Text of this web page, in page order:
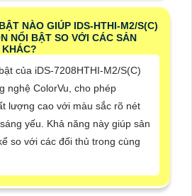
NÀO GIÚP IDS-HTHI-M2/S(C)
NỔI BẬT SO VỚI CÁC SẢN
KHÁC?
của iDS-7208HTHI-M2/S(C)
nghệ ColorVu, cho phép
lượng cao với màu sắc rõ nét
yếu. Khả năng này giúp sản
so với các đối thủ trong cùng